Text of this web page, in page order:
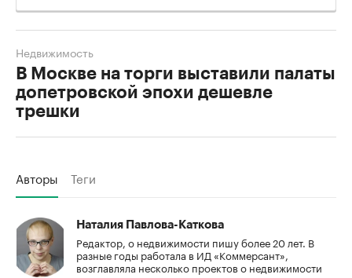
В Москве на торги выставили палаты
допетровской эпохи дешевле
трешки
Недвижимость
Авторы Теги
Наталия Павлова-Каткова
Редактор, о недвижимости пишу более 20 лет. В
разные годы работала в ИД «Коммерсант»,
возглавляла несколько проектов о недвижимости